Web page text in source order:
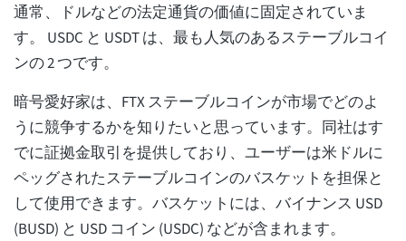
通常、ドルなどの法定通貨の価値に固定されていま
す。 USDC と USDT は、最も人気のあるステーブルコイ
ンの 2 つです。
暗号愛好家は、FTX ステーブルコインが市場でどのよ
うに競争するかを知りたいと思っています。同社はす
でに証拠金取引を提供しており、ユーザーは米ドルに
ペッグされたステーブルコインのバスケットを担保と
して使用できます。バスケットには、バイナンス USD
(BUSD) と USD コイン (USDC) などが含まれます。